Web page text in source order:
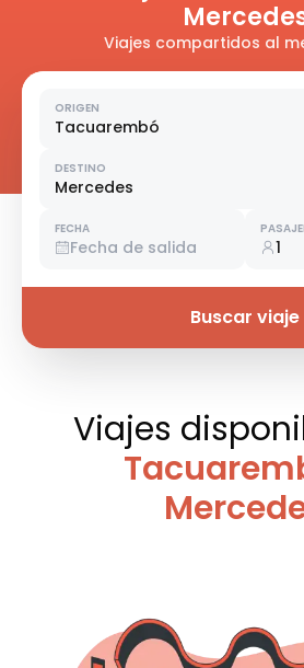
Viajes compartidos al
ORIGEN
Tacuarembó
DESTINO
Mercedes
FECHA
Fecha de salida 1
Buscar viaje
Viajes